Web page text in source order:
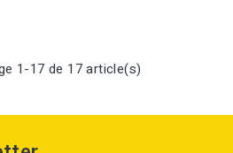
1-17 de 17 article(s)